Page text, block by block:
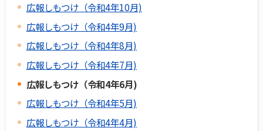
広報しもつけ（令和4年10月)
広報しもつけ（令和4年9月)
広報しもつけ（令和4年8月)
広報しもつけ（令和4年7月)
広報しもつけ（令和4年6月)
広報しもつけ（令和4年5月)
広報しもつけ（令和4年4月)